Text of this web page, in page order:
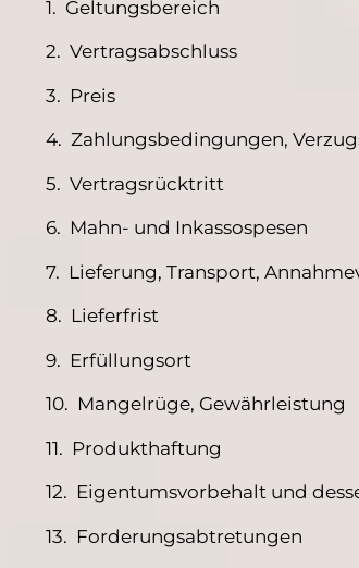
Geltungsbereich
Vertragsabschluss
Preis
Zahlungsbedingungen,
Vertragsrücktritt
Mahn- und Inkassospesen
Lieferung, Transport,
Lieferfrist
Erfüllungsort
Mangelrüge, Gewährleistung
Produkthaftung
Eigentumsvorbehalt und
Forderungsabtretungen